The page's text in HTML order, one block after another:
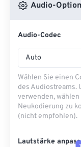
Audio-
Audio-Codec
Auto
Wählen Sie einen
des Audiostreams.
verwenden,
Neukodierung zu
(nicht empfohlen).
Lautstärke